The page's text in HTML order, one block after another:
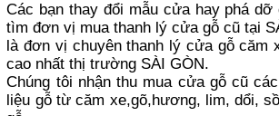
Các bạn thay đổi mẫu cửa hay phá dỡ
tìm đơn vị mua thanh lý cửa gỗ cũ tại
là đơn vị chuyên thanh lý cửa gỗ
cao nhất thị trường SÀI GÒN.
Chúng tôi nhận thu mua cửa gỗ cũ
liệu gỗ từ căm xe,gõ,hương, lim, dổi,